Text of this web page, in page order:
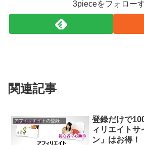
3pieceをフォロー
関連記事
アフィリエイトの登録と稼ぎ方
登録だけで
ィリエイトサ
ン」はお得！